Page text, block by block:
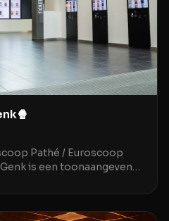
Pathé / Euroscoop
is een toonaangevende